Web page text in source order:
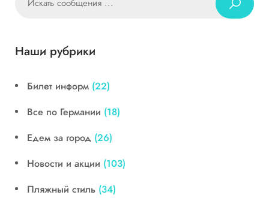
Наши рубрики
Билет информ (22)
Все по Германии (18)
Едем за город (26)
Новости и акции (103)
Пляжный стиль (34)